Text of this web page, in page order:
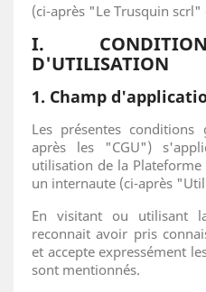
(ci-après "Le Trusquin
I.
D'UTILISATION
1. Champ
Les présentes
après les "CGU")
utilisation de la
un internaute (ci-après
En visitant ou utilisant
reconnait avoir pris
et accepte expressément
sont mentionnés.